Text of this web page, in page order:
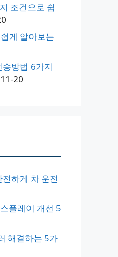
조건으로 쉽
게 알아보는
방법 6가지
20
하게 차 운전
플레이 개선 5
해결하는 5가